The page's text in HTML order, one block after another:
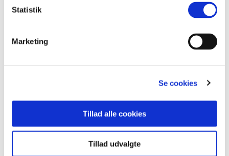
Statistik
Marketing
Se cookies
Tillad alle cookies
Tillad udvalgte
Se flere gardiner